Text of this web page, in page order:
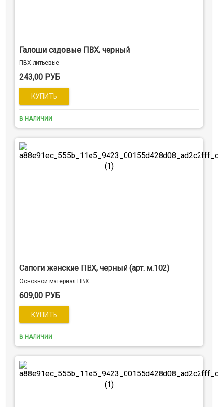
Галоши садовые ПВХ, черный
ПВХ литьевые
243,00 РУБ
В НАЛИЧИИ
Сапоги женские ПВХ, черный (арт. м.102)
Оcновной материал:ПВХ
609,00 РУБ
В НАЛИЧИИ